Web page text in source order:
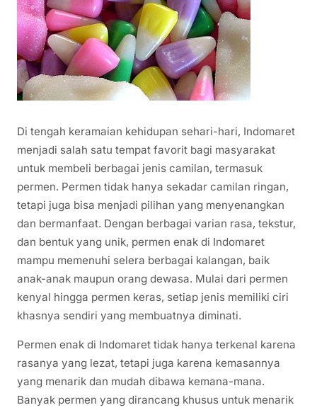
Di tengah keramaian kehidupan sehari-hari, Indomaret
menjadi salah satu tempat favorit bagi masyarakat
untuk membeli berbagai jenis camilan, termasuk
permen. Permen tidak hanya sekadar camilan ringan,
tetapi juga bisa menjadi pilihan yang menyenangkan
dan bermanfaat. Dengan berbagai varian rasa, tekstur,
dan bentuk yang unik, permen enak di Indomaret
mampu memenuhi selera berbagai kalangan, baik
anak-anak maupun orang dewasa. Mulai dari permen
kenyal hingga permen keras, setiap jenis memiliki ciri
khasnya sendiri yang membuatnya diminati.
Permen enak di Indomaret tidak hanya terkenal karena
rasanya yang lezat, tetapi juga karena kemasannya
yang menarik dan mudah dibawa kemana-mana.
Banyak permen yang dirancang khusus untuk menarik